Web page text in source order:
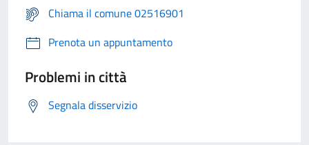
Chiama il comune 02516901
Prenota un appuntamento
Problemi in città
Segnala disservizio